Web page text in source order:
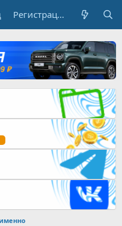
Регистрация